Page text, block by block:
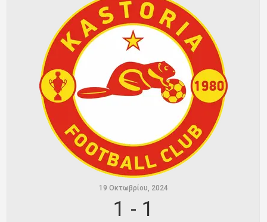
Περισσότερα
19 Οκτωβρίου, 2024
1 - 1